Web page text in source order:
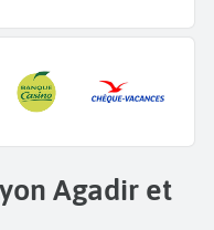
Agadir et